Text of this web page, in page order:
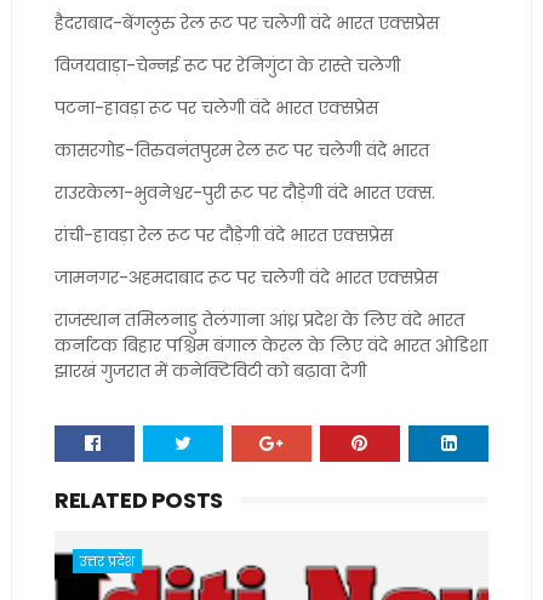
हैदराबाद-बेंगलुरु रेल रूट पर चलेगी वंदे भारत एक्सप्रेस
विजयवाड़ा-चेन्नई रूट पर रेनिगुंटा के रास्ते चलेगी
पटना-हावड़ा रूट पर चलेगी वंदे भारत एक्सप्रेस
कासरगोड-तिरुवनंतपुरम रेल रूट पर चलेगी वंदे भारत
राउरकेला-भुवनेश्वर-पुरी रूट पर दौड़ेगी वंदे भारत एक्स.
रांची-हावड़ा रेल रूट पर दौड़ेगी वंदे भारत एक्सप्रेस
जामनगर-अहमदाबाद रूट पर चलेगी वंदे भारत एक्सप्रेस
राजस्थान तमिलनाडु तेलंगाना आंध्र प्रदेश के लिए वंदे भारत
कर्नाटक बिहार पश्चिम बंगाल केरल के लिए वंदे भारत ओडिशा
झारखं गुजरात में कनेक्टिविटी को बढ़ावा देगी
RELATED POSTS
उत्तर प्रदेश